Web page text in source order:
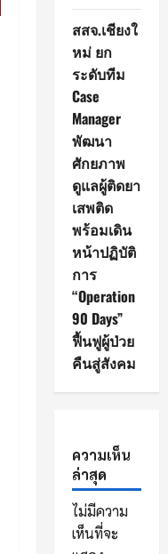
สสจ.เชียงใ
หม่ ยก
ระดับทีม
Case
Manager
พัฒนา
ศักยภาพ
ดูแลผู้ติดยา
เสพติด
พร้อมเดิน
หน้าปฏิบัติ
การ
“Operation
90 Days”
ฟื้นฟูผู้ป่วย
คืนสู่สังคม
ความเห็น
ล่าสุด
ไม่มีความ
เห็นที่จะ